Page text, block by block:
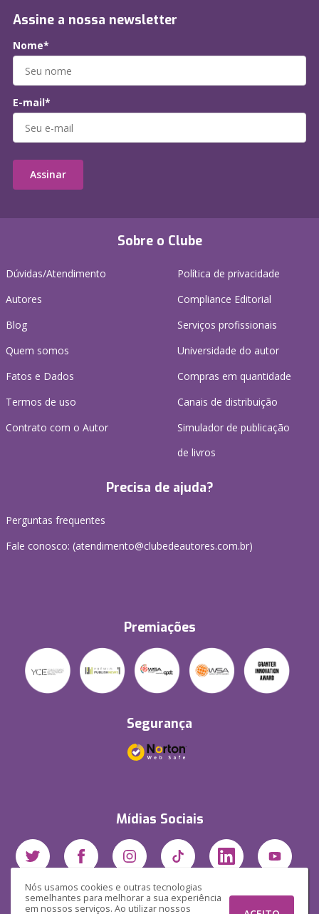
Nós usamos cookies e outras tecnologias
semelhantes para melhorar a sua experiência
em nossos serviços. Ao utilizar nossos
Sobre o Clube
Dúvidas/Atendimento
Autores
Blog
Quem somos
Fatos e Dados
Termos de uso
Contrato com o Autor
Política de privacidade
Compliance Editorial
Serviços profissionais
Universidade do autor
Compras em quantidade
Canais de distribuição
Simulador de publicação
de livros
Precisa de ajuda?
Perguntas frequentes
Fale conosco: (atendimento@clubedeautores.com.br)
Premiações
Segurança
Mídias Sociais
Assine a nossa newsletter
Nome*
E-mail*
Assinar